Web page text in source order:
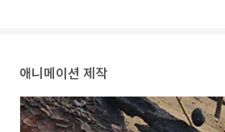
애니메이션 제작